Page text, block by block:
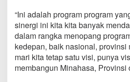
“Ini adalah program program
sinergi ini kita kita banyak
dalam rangka menopang
kedepan, baik nasional, provinsi
mari kita tetap satu visi, punya
membangun Minahasa, Provinsi